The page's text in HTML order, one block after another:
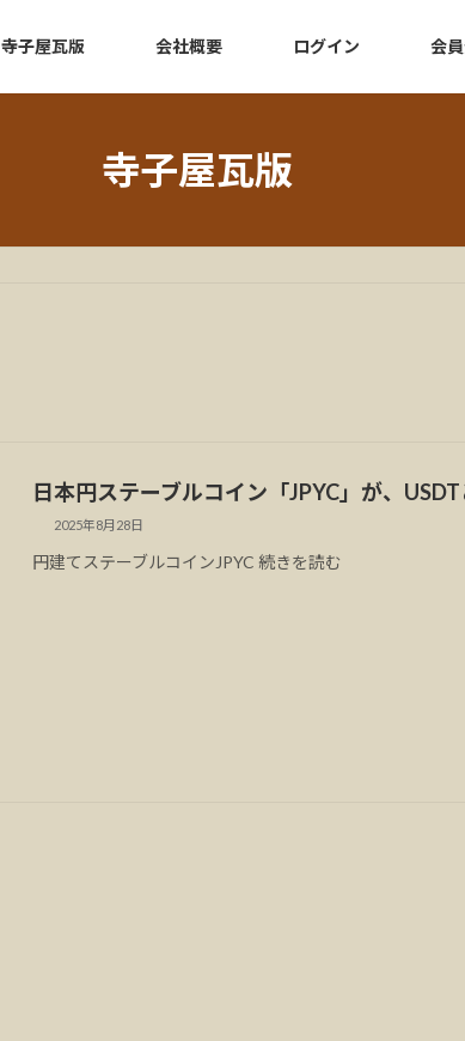
寺子屋瓦版 会社概要 ログイン 会
寺子屋瓦版
日本円ステーブルコイン「JPYC」が、
2025年8月28日
円建てステーブルコインJPYC 続きを読む